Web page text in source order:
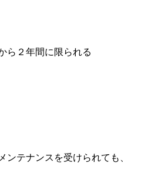
ら２年間に限られる
テナンスを受けられても、